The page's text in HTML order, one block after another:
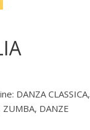
DANZA CLASSICA,
DANZE